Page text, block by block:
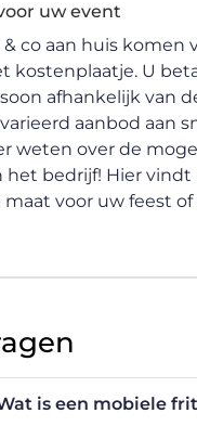
uw event
co aan huis
kostenplaatje. U
afhankelijk van
aanbod aan
weten over de
het bedrijf! Hier
voor uw feest of
is een mobiele